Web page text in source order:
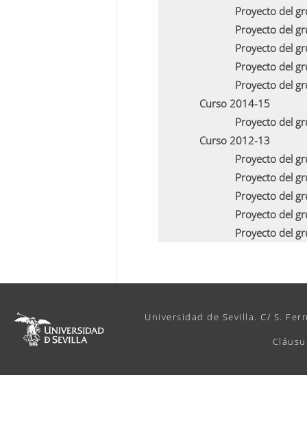
Proyecto del
Proyecto del
Proyecto del
Proyecto del
Proyecto del
Curso 2014-15
Proyecto del
Curso 2012-13
Proyecto del
Proyecto del
Proyecto del
Proyecto del
Proyecto del
Universidad de Sevilla. C/ S.